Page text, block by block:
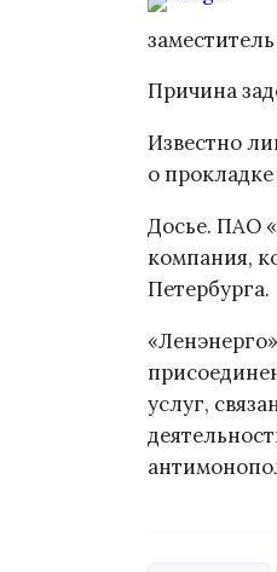
Причина
Известно
о
Досье. ПАО
компания,
Петербурга.
услуг,